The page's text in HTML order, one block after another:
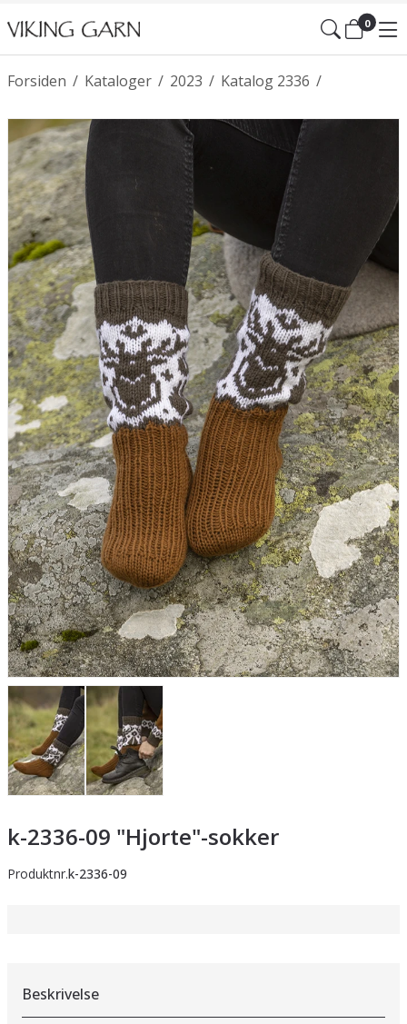
0
/
Forsiden /
Kataloger /
2023 /
Katalog 2336
k-2336-09 "Hjorte"-sokker
Produktnr.k-2336-09
Beskrivelse